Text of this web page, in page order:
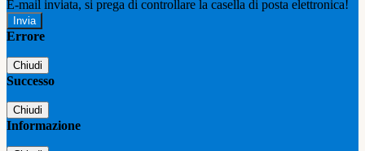
E-mail inviata, si prega di controllare la casella di posta elettronica!
Errore
Chiudi
Successo
Chiudi
Informazione